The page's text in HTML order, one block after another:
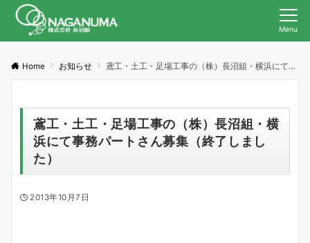
Menu
Home お知らせ 鳶工・土工・足場工事の（株）長沼組・横浜にて事務パートさん募集（終了しました）
鳶工・土工・足場工事の（株）長沼組・横
浜にて事務パートさん募集（終了しまし
た）
2013年10月7日